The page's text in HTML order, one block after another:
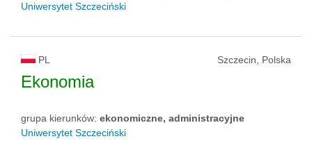
Uniwersytet Szczeciński
PL Szczecin, Polska
Ekonomia
grupa kierunków: ekonomiczne, administracyjne
Uniwersytet Szczeciński